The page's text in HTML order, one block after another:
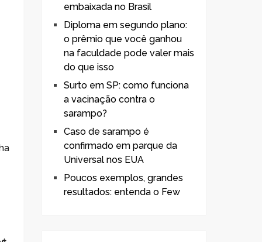
embaixada no Brasil
Diploma em segundo plano:
o prêmio que você ganhou
na faculdade pode valer mais
do que isso
Surto em SP: como funciona
a vacinação contra o
sarampo?
Caso de sarampo é
confirmado em parque da
Universal nos EUA
Poucos exemplos, grandes
resultados: entenda o Few